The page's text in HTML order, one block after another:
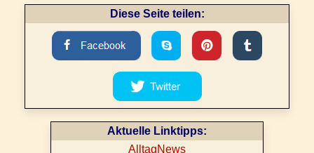
Diese Seite teilen:
Aktuelle Linktipps:
AlltagNews